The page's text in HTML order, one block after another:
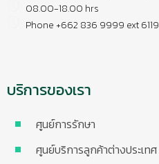
08.00-18.00 hrs
Phone +662 836 9999 ext 6119
บริการของเรา
ศูนย์การรักษา
ศูนย์บริการลูกค้าต่างประเทศ